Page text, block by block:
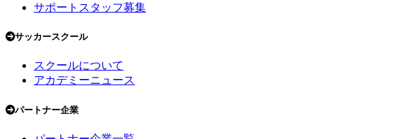
サポートスタッフ募集
サッカースクール
スクールについて
アカデミーニュース
パートナー企業